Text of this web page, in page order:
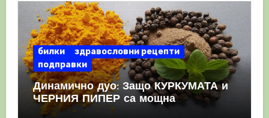
билки
здравословни рецепти
подправки
Динамично дуо: Защо КУРКУМАТА и
ЧЕРНИЯ ПИПЕР са мощна
комбинация